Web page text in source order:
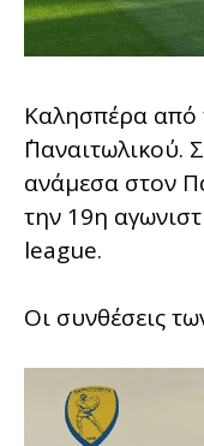
Καλησπέρα από
΄Παναιτωλικού.
ανάμεσα στον
την 19η
league.
Οι συνθέσεις